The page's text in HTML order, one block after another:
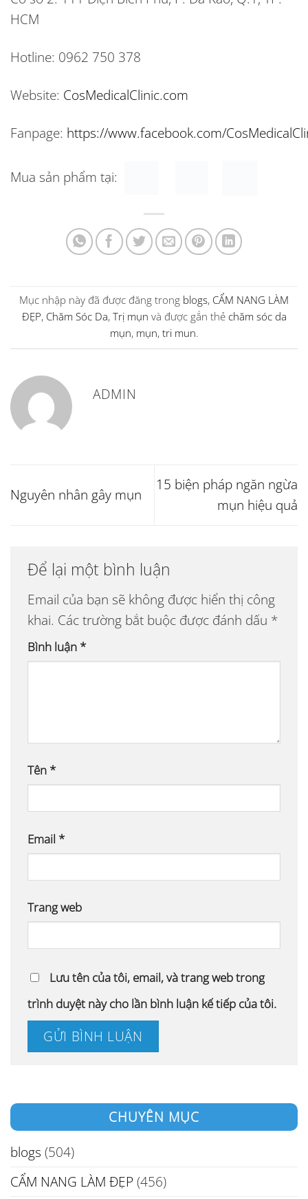
HCM
Hotline: 0962 750 378
Website: CosMedicalClinic.com
Fanpage: https://www.facebook.com/
Mua sản phẩm tại:
Mục nhập này đã được đăng trong blogs, CẨM NANG LÀM
ĐẸP, Chăm Sóc Da,Trị mụn và được gắn thẻchăm sóc da
mụn, mụn,tri mun.
ADMIN
Nguyên nhân gây mụn
15 biện pháp ngăn ngừa
mụn hiệu quả
Để lại một bình luận
Email của bạn sẽ không được hiển thị công
khai. Các trường bắt buộc được đánh dấu *
Bình luận *
Tên *
Email *
Trang web
Lưu tên của tôi, email, và trang web trong
trình duyệt này cho lần bình luận kế tiếp của tôi.
CHUYÊN MỤC
blogs (504)
CẨM NANG LÀM ĐẸP (456)